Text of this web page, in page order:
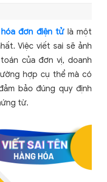
hóa đơn điện tửlà một
Việc viết sai sẽ ảnh
của đơn vị, doanh
hợp cụ thể mà có
bảo đúng quy định
từ.